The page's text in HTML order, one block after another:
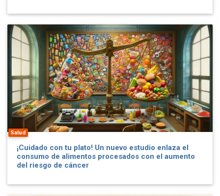
Salud
¡Cuidado con tu plato! Un nuevo estudio enlaza el
consumo de alimentos procesados con el aumento
del riesgo de cáncer